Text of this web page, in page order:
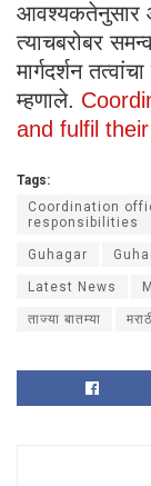
आवश्यकतेनुसार
त्याचबरोबर
मार्गदर्शन
म्हणाले.
and fulfil
Tags:
Coordination
responsibilities
Guhagar
Latest News
ताज्या बातम्या